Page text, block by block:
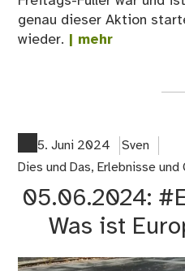
genau dieser Aktion
wieder. | mehr
5. Juni 2024
Sven
Dies und Das, Erlebnisse und
05.06.2024:
Was ist